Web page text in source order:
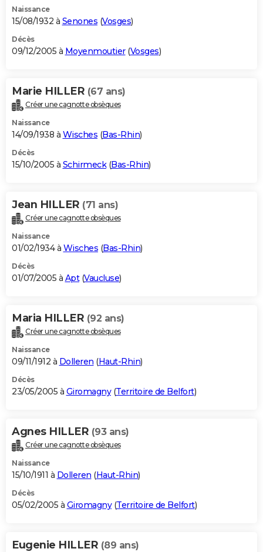
Naissance
15/08/1932 à Senones (Vosges)
Décès
09/12/2005 à Moyenmoutier(Vosges)
Marie HILLER (67 ans)
Créer une cagnotte obsèques
Naissance
14/09/1938 à Wisches (Bas-Rhin)
Décès
15/10/2005 à Schirmeck(Bas-Rhin)
Jean HILLER (71 ans)
Créer une cagnotte obsèques
Naissance
01/02/1934 à Wisches (Bas-Rhin)
Décès
01/07/2005 à Apt(Vaucluse)
Maria HILLER (92 ans)
Créer une cagnotte obsèques
Naissance
09/11/1912 à Dolleren (Haut-Rhin)
Décès
23/05/2005 à Giromagny(Territoire de Belfort)
Agnes HILLER (93 ans)
Créer une cagnotte obsèques
Naissance
15/10/1911 à Dolleren (Haut-Rhin)
Décès
05/02/2005 à Giromagny(Territoire de Belfort)
Eugenie HILLER (89 ans)